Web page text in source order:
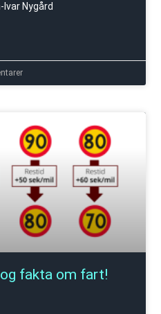
Nygård
fakta om fart!